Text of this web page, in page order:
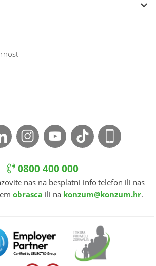
0800 400 000
nas na besplatni info telefon ili nas
obrasca ili na konzum@konzum.hr.